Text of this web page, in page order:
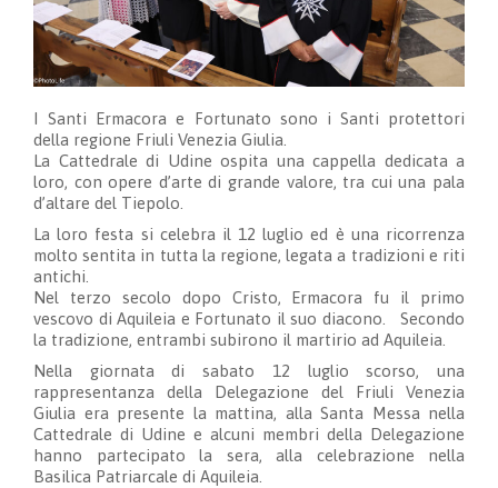
I Santi Ermacora e Fortunato sono i Santi protettori
della regione Friuli Venezia Giulia.
La Cattedrale di Udine ospita una cappella dedicata a
loro, con opere d’arte di grande valore, tra cui una pala
d’altare del Tiepolo.
La loro festa si celebra il 12 luglio ed è una ricorrenza
molto sentita in tutta la regione, legata a tradizioni e riti
antichi.
Nel terzo secolo dopo Cristo, Ermacora fu il primo
vescovo di Aquileia e Fortunato il suo diacono. Secondo
la tradizione, entrambi subirono il martirio ad Aquileia.
Nella giornata di sabato 12 luglio scorso, una
rappresentanza della Delegazione del Friuli Venezia
Giulia era presente la mattina, alla Santa Messa nella
Cattedrale di Udine e alcuni membri della Delegazione
hanno partecipato la sera, alla celebrazione nella
Basilica Patriarcale di Aquileia.